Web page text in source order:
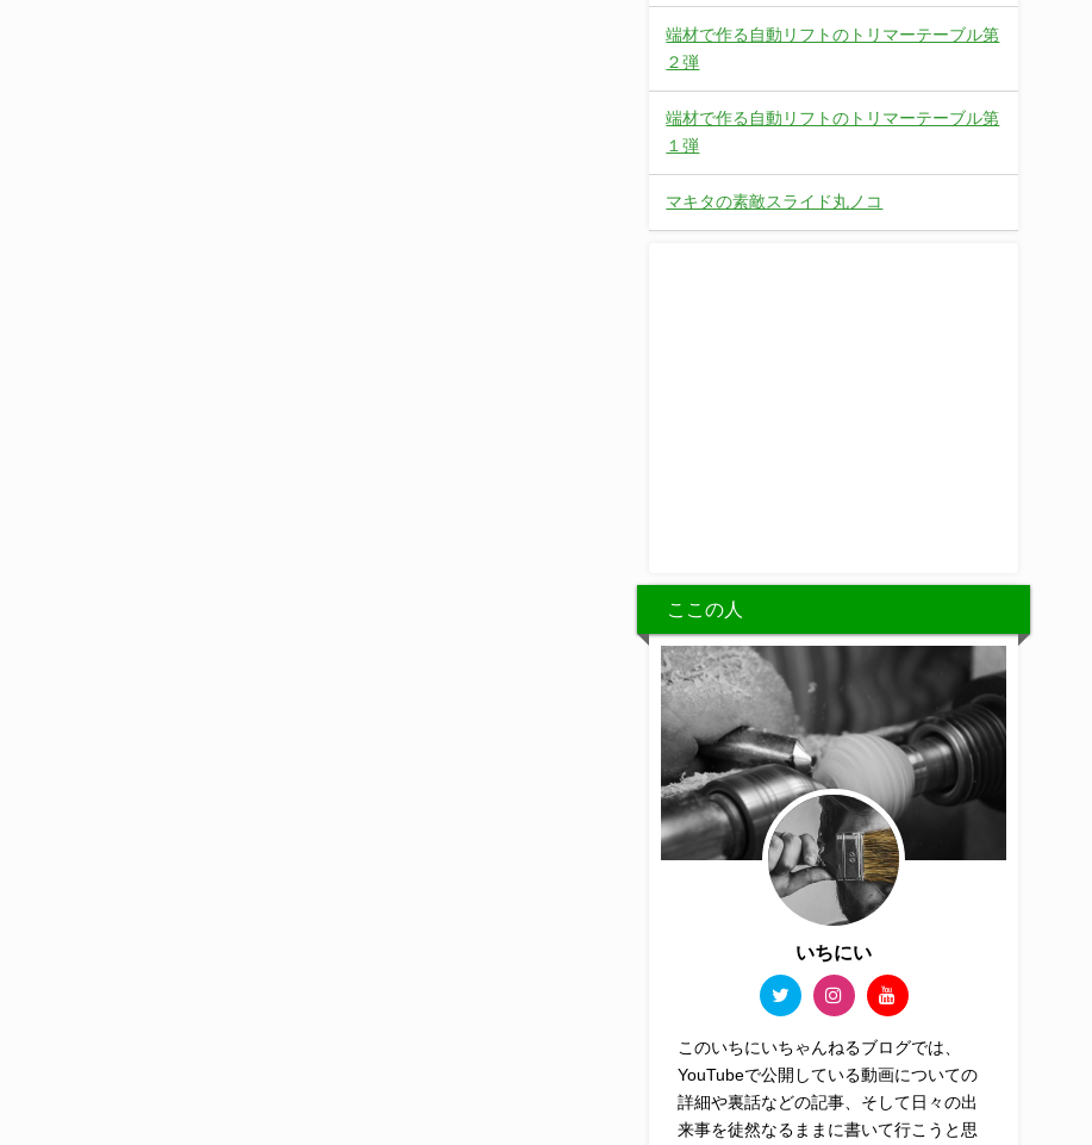
端材で作る自動リフトのトリマーテーブル第
２弾
端材で作る自動リフトのトリマーテーブル第
１弾
マキタの素敵スライド丸ノコ
ここの人
いちにい
このいちにいちゃんねるブログでは、
YouTubeで公開している動画についての
詳細や裏話などの記事、そして日々の出
来事を徒然なるままに書いて行こうと思